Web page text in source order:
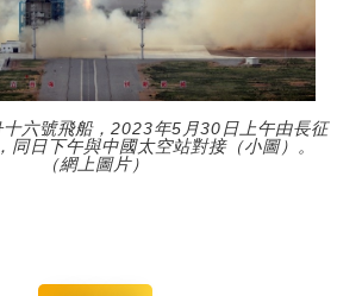
十六號飛船，2023年5月30日上午由長征
同日下午與中國太空站對接（小圖）。
（網上圖片）